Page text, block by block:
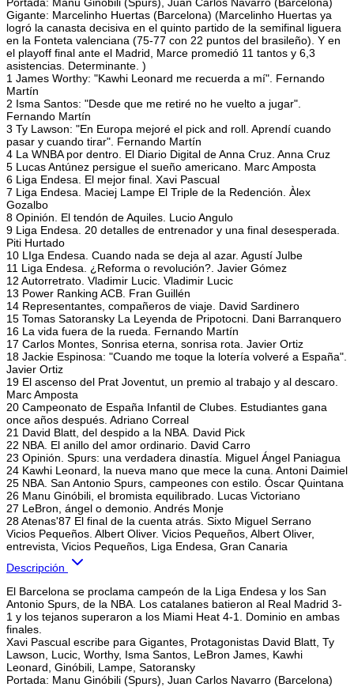
Gigante: Marcelinho Huertas (Barcelona) (Marcelinho Huertas ya
logró la canasta decisiva en el quinto partido de la semifinal liguera
en la Fonteta valenciana (75-77 con 22 puntos del brasileño). Y en
el playoff final ante el Madrid, Marce promedió 11 tantos y 6,3
asistencias. Determinante. )
1 James Worthy: "Kawhi Leonard me recuerda a mí". Fernando
Martín
2 Isma Santos: "Desde que me retiré no he vuelto a jugar".
Fernando Martín
3 Ty Lawson: "En Europa mejoré el pick and roll. Aprendí cuando
pasar y cuando tirar". Fernando Martín
4 La WNBA por dentro. El Diario Digital de Anna Cruz. Anna Cruz
5 Lucas Antúnez persigue el sueño americano. Marc Amposta
6 Liga Endesa. El mejor final. Xavi Pascual
7 Liga Endesa. Maciej Lampe El Triple de la Redención. Àlex
Gozalbo
8 Opinión. El tendón de Aquiles. Lucio Angulo
9 Liga Endesa. 20 detalles de entrenador y una final desesperada.
Piti Hurtado
10 LIga Endesa. Cuando nada se deja al azar. Agustí Julbe
11 Liga Endesa. ¿Reforma o revolución?. Javier Gómez
12 Autorretrato. Vladimir Lucic. Vladimir Lucic
13 Power Ranking ACB. Fran Guillén
14 Representantes, compañeros de viaje. David Sardinero
15 Tomas Satoransky La Leyenda de Pripotocni. Dani Barranquero
16 La vida fuera de la rueda. Fernando Martín
17 Carlos Montes, Sonrisa eterna, sonrisa rota. Javier Ortiz
18 Jackie Espinosa: "Cuando me toque la lotería volveré a España".
Javier Ortiz
19 El ascenso del Prat Joventut, un premio al trabajo y al descaro.
Marc Amposta
20 Campeonato de España Infantil de Clubes. Estudiantes gana
once años después. Adriano Correal
21 David Blatt, del despido a la NBA. David Pick
22 NBA. El anillo del amor ordinario. David Carro
23 Opinión. Spurs: una verdadera dinastía. Miguel Ángel Paniagua
24 Kawhi Leonard, la nueva mano que mece la cuna. Antoni Daimiel
25 NBA. San Antonio Spurs, campeones con estilo. Óscar Quintana
26 Manu Ginóbili, el bromista equilibrado. Lucas Victoriano
27 LeBron, ángel o demonio. Andrés Monje
28 Atenas'87 El final de la cuenta atrás. Sixto Miguel Serrano
Vicios Pequeños. Albert Oliver. Vicios Pequeños, Albert Oliver,
entrevista, Vicios Pequeños, Liga Endesa, Gran Canaria
Descripción
El Barcelona se proclama campeón de la Liga Endesa y los San
Antonio Spurs, de la NBA. Los catalanes batieron al Real Madrid 3-
1 y los tejanos superaron a los Miami Heat 4-1. Dominio en ambas
finales.
Xavi Pascual escribe para Gigantes, Protagonistas David Blatt, Ty
Lawson, Lucic, Worthy, Isma Santos, LeBron James, Kawhi
Leonard, Ginóbili, Lampe, Satoransky
Portada: Manu Ginóbili (Spurs), Juan Carlos Navarro (Barcelona)